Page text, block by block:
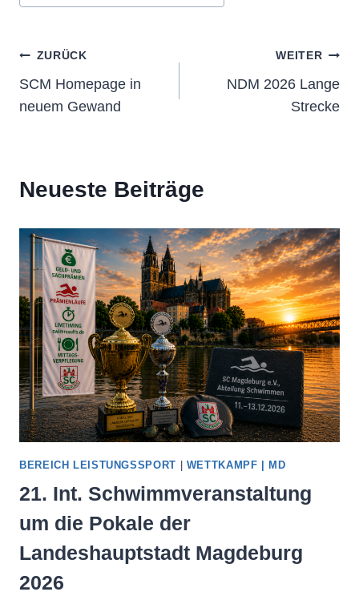
Beitragsnavigation
ZURÜCK
SCM Homepage in
neuem Gewand
WEITER
NDM 2026 Lange
Strecke
Neueste Beiträge
BEREICH LEISTUNGSSPORT WETTKAMPF | MD
21. Int. Schwimmveranstaltung
um die Pokale der
Landeshauptstadt Magdeburg
2026